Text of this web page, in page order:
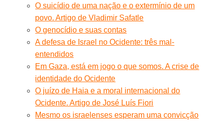
O suicídio de uma nação e o extermínio de um
povo. Artigo de Vladimir Safatle
O genocídio e suas contas
A defesa de Israel no Ocidente: três mal-
entendidos
Em Gaza, está em jogo o que somos. A crise de
identidade do Ocidente
O juízo de Haia e a moral internacional do
Ocidente. Artigo de José Luís Fiori
Mesmo os israelenses esperam uma convicção